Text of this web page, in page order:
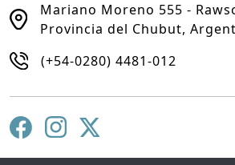
Mariano Moreno 555 -
Provincia del Chubut,
(+54-0280) 4481-012